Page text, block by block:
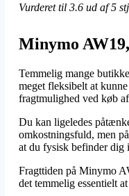
Vurderet til 3.6 ud af 5
Minymo
Temmelig mange
meget fleksibelt at
fragtmulighed ved køb
Du kan ligeledes
omkostningsfuld, men
at du fysisk befinder dig
Fragttiden på Minymo
det temmelig essentielt